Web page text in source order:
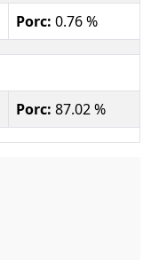
Porc: 0.76 %
Porc: 87.02 %